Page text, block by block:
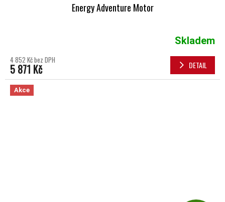
Energy Adventure Motor
Skladem
4 852 Kč bez DPH
5 871 Kč DETAIL
Akce